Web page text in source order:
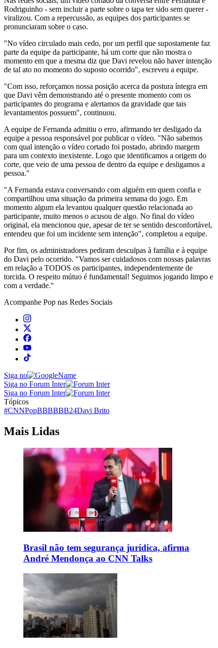
Rodriguinho - sem incluir a parte sobre o tapa ter sido sem querer -
viralizou. Com a repercussão, as equipes dos participantes se
pronunciaram sobre o caso.
"No vídeo circulado mais cedo, por um perfil que supostamente faz
parte da equipe da participante, há um corte que não mostra o
momento em que a mesma diz que Davi revelou não haver intenção
de tal ato no momento do suposto ocorrido", escreveu a equipe.
"Com isso, reforçamos nossa posição acerca da postura íntegra em
que Davi vêm demonstrando até o presente momento com os
participantes do programa e alertamos da gravidade que tais
levantamentos possuem", continuou.
A equipe de Fernanda admitiu o erro, afirmando ter desligado da
equipe a pessoa responsável por publicar o vídeo. "Não sabemos
com qual intenção o vídeo cortado foi postado, abrindo margem
para um contexto inexistente. Logo que identificamos a origem do
corte, que veio de uma pessoa de dentro da equipe e desligamos a
pessoa."
"A Fernanda estava conversando com alguém em quem confia e
compartilhou uma situação da primeira semana do jogo. Em
momento algum ela levantou qualquer questão relacionada ao
participante, muito menos o acusou de algo. No final do vídeo
original, ela mencionou que, apesar de ter se sentido desconfortável,
entendeu que foi um incidente sem intenção", completou a equipe.
Por fim, os administradores pediram desculpas à família e à equipe
do Davi pelo ocorrido. "Vamos ser cuidadosos com nossas palavras
em relação a TODOS os participantes, independentemente de
torcida. O respeito mútuo é fundamental! Seguimos jogando limpo e
com a verdade."
Acompanhe Pop nas Redes Sociais
Siga no
Siga no Forum Inter
Siga no Forum Inter
Tópicos
#CNNPopBBBBBB24Davi Brito
Mais Lidas
Brasil não tem segurança jurídica, afirma
André Mendonça ao CNN Talks